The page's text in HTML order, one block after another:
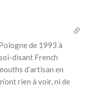
de 1993 à
disant French
d’artisan en
rien à voir, ni de